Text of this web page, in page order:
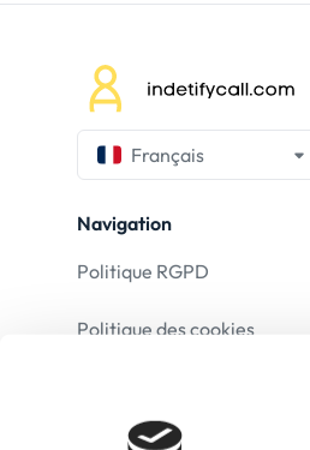
Français
Navigation
Politique des cookies
Conditions d’utilisation
Politique RGPD